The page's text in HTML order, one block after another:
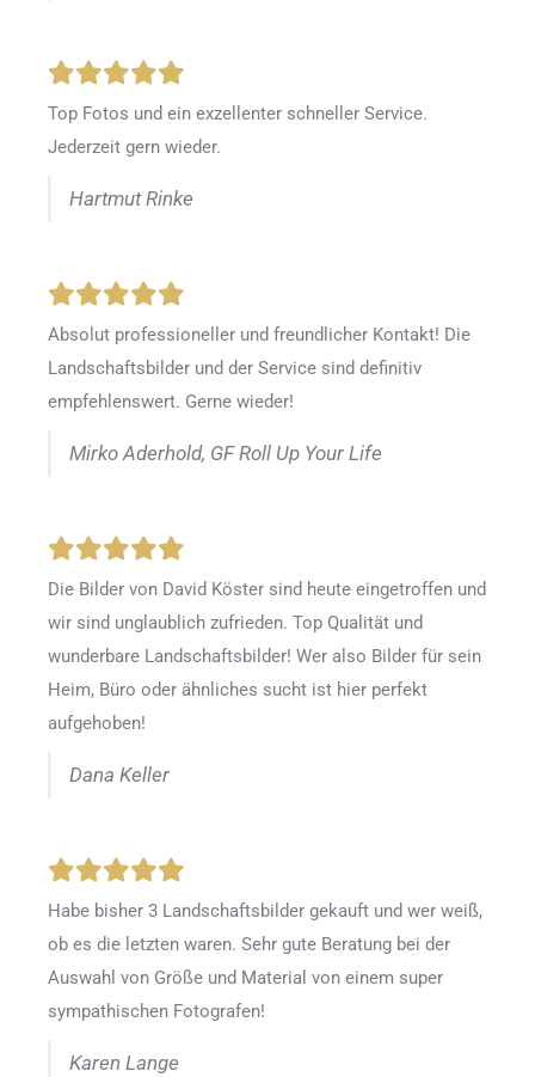
Top Fotos und ein exzellenter schneller Service.
Jederzeit gern wieder.
Hartmut Rinke
Absolut professioneller und freundlicher Kontakt! Die
Landschaftsbilder und der Service sind definitiv
empfehlenswert. Gerne wieder!
Mirko Aderhold, GF Roll Up Your Life
Die Bilder von David Köster sind heute eingetroffen und
wir sind unglaublich zufrieden. Top Qualität und
wunderbare Landschaftsbilder! Wer also Bilder für sein
Heim, Büro oder ähnliches sucht ist hier perfekt
aufgehoben!
Dana Keller
Habe bisher 3 Landschaftsbilder gekauft und wer weiß,
ob es die letzten waren. Sehr gute Beratung bei der
Auswahl von Größe und Material von einem super
sympathischen Fotografen!
Karen Lange